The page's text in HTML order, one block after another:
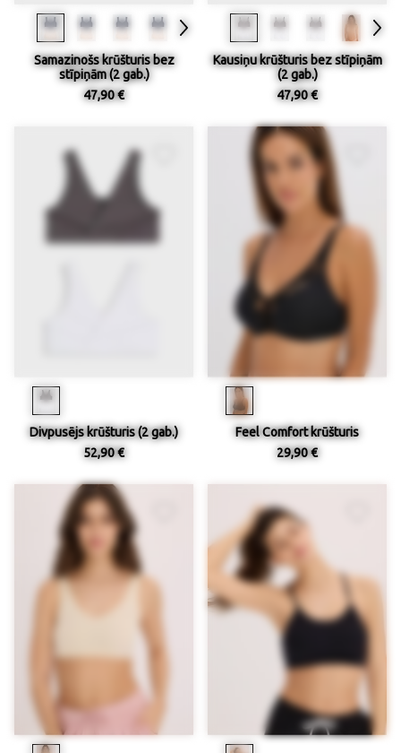
Samazinošs krūšturis bez
stīpiņām (2 gab.)
47,90 €
Kausiņu krūšturis bez stīpiņām
(2 gab.)
47,90 €
Divpusējs krūšturis (2 gab.)
52,90 €
Feel Comfort krūšturis
29,90 €